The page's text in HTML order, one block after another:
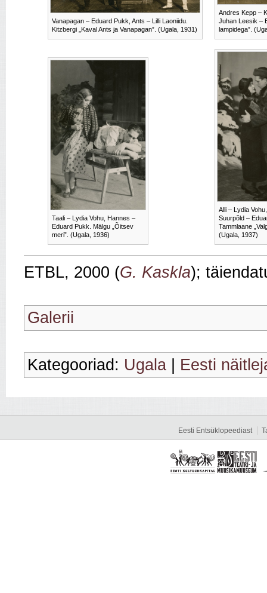
Vanapagan – Eduard Pukk, Ants – Lilli Laoniidu.
Kitzbergi „Kaval Ants ja Vanapagan”. (Ugala, 1931)
Andres Kepp –
Juhan Leesik –
lampidega”.
Taali – Lydia Vohu, Hannes –
Eduard Pukk. Mälgu „Õitsev
meri”. (Ugala, 1936)
Alli – Lydia
Suurpõld –
Tammlaane
(Ugala, 1937)
ETBL, 2000 (G. Kaskla);
Galerii
Kategooriad: Ugala Eesti
Eesti Entsüklopeediast